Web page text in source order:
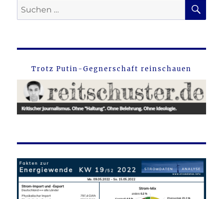
Suche
nach:
Trotz Putin-Gegnerschaft reinschauen